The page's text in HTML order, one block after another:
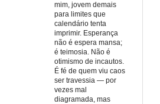
mim, jovem demais
para limites que
calendário tenta
imprimir. Esperança
não é espera mansa;
é teimosia. Não é
otimismo de incautos.
É fé de quem viu caos
ser travessia — por
vezes mal
diagramada, mas